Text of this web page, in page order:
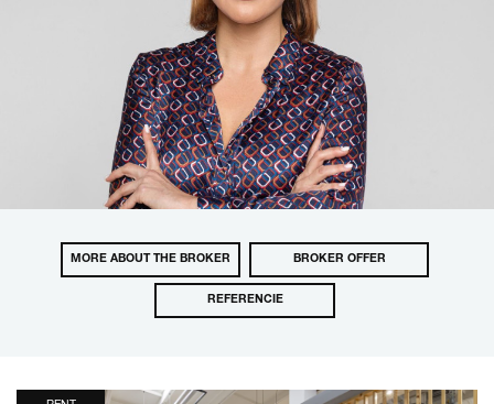
MORE ABOUT THE BROKER BROKER OFFER
REFERENCIE